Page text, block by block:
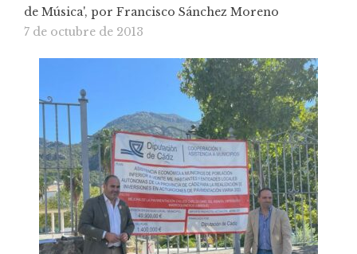
de Música', por Francisco Sánchez Moreno
7 de octubre de 2013